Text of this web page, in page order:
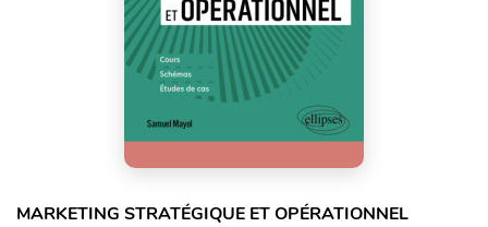
MARKETING STRATÉGIQUE ET OPÉRATIONNEL